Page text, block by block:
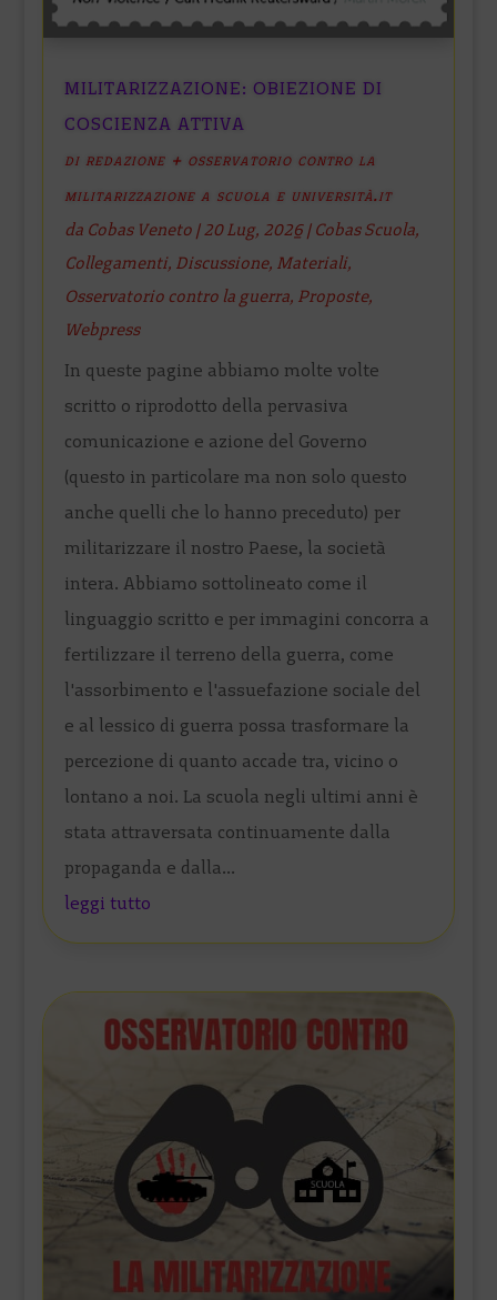
MILITARIZZAZIONE: OBIEZIONE DI
COSCIENZA ATTIVA
di redazione + osservatorio contro la
militarizzazione a scuola e università.it
da Cobas Veneto |20 Lug, 2026| Cobas Scuola,
Collegamenti, Discussione, Materiali,
Osservatorio contro la guerra, Proposte,
Webpress
In queste pagine abbiamo molte volte
scritto o riprodotto della pervasiva
comunicazione e azione del Governo
(questo in particolare ma non solo questo
anche quelli che lo hanno preceduto) per
militarizzare il nostro Paese, la società
intera. Abbiamo sottolineato come il
linguaggio scritto e per immagini concorra a
fertilizzare il terreno della guerra, come
l'assorbimento e l'assuefazione sociale del
e al lessico di guerra possa trasformare la
percezione di quanto accade tra, vicino o
lontano a noi. La scuola negli ultimi anni è
stata attraversata continuamente dalla
propaganda e dalla...
leggi tutto